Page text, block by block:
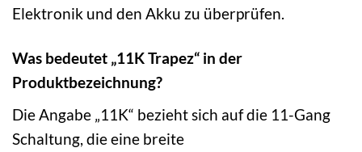
Elektronik und den Akku zu überprüfen.
Was bedeutet „11K Trapez“ in der
Produktbezeichnung?
Die Angabe „11K“ bezieht sich auf die 11-Gang
Schaltung, die eine breite